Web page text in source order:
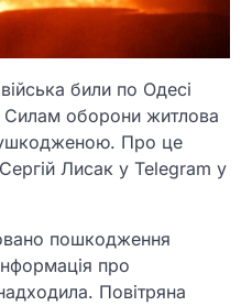
били по Одесі
Силам оборони житлова
Про це
Лисак у Telegram у
пошкодження
про
Повітряна